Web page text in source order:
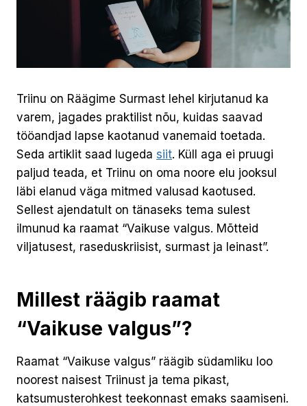
Triinu on Räägime Surmast lehel kirjutanud ka
varem, jagades praktilist nõu, kuidas saavad
tööandjad lapse kaotanud vanemaid toetada.
Seda artiklit saad lugeda siit. Küll aga ei pruugi
paljud teada, et Triinu on oma noore elu jooksul
läbi elanud väga mitmed valusad kaotused.
Sellest ajendatult on tänaseks tema sulest
ilmunud ka raamat “Vaikuse valgus. Mõtteid
viljatusest, raseduskriisist, surmast ja leinast”.
Millest räägib raamat
“Vaikuse valgus”?
Raamat “Vaikuse valgus” räägib südamliku loo
noorest naisest Triinust ja tema pikast,
katsumusterohkest teekonnast emaks saamiseni.